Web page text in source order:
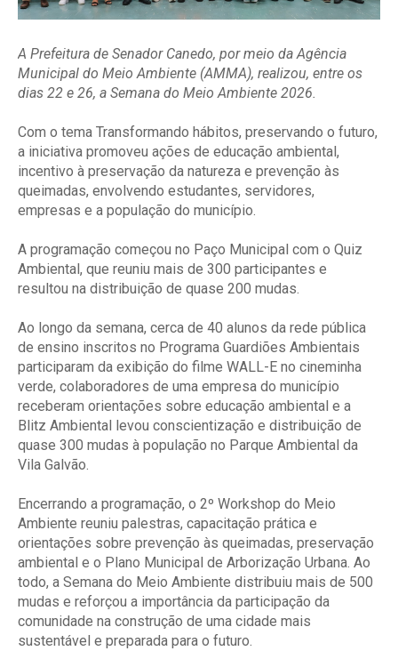
A Prefeitura de Senador Canedo, por meio da Agência
Municipal do Meio Ambiente (AMMA), realizou, entre os
dias 22 e 26, a Semana do Meio Ambiente 2026.
Com o tema Transformando hábitos, preservando o futuro,
a iniciativa promoveu ações de educação ambiental,
incentivo à preservação da natureza e prevenção às
queimadas, envolvendo estudantes, servidores,
empresas e a população do município.
A programação começou no Paço Municipal com o Quiz
Ambiental, que reuniu mais de 300 participantes e
resultou na distribuição de quase 200 mudas.
Ao longo da semana, cerca de 40 alunos da rede pública
de ensino inscritos no Programa Guardiões Ambientais
participaram da exibição do filme WALL-E no cineminha
verde, colaboradores de uma empresa do município
receberam orientações sobre educação ambiental e a
Blitz Ambiental levou conscientização e distribuição de
quase 300 mudas à população no Parque Ambiental da
Vila Galvão.
Encerrando a programação, o 2º Workshop do Meio
Ambiente reuniu palestras, capacitação prática e
orientações sobre prevenção às queimadas, preservação
ambiental e o Plano Municipal de Arborização Urbana. Ao
todo, a Semana do Meio Ambiente distribuiu mais de 500
mudas e reforçou a importância da participação da
comunidade na construção de uma cidade mais
sustentável e preparada para o futuro.